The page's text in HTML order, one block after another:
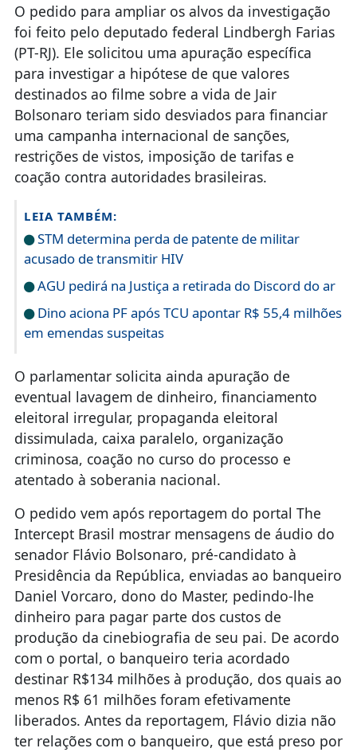
O pedido para ampliar os alvos da investigação
foi feito pelo deputado federal Lindbergh Farias
(PT-RJ). Ele solicitou uma apuração específica
para investigar a hipótese de que valores
destinados ao filme sobre a vida de Jair
Bolsonaro teriam sido desviados para financiar
uma campanha internacional de sanções,
restrições de vistos, imposição de tarifas e
coação contra autoridades brasileiras.
LEIA TAMBÉM:
STM determina perda de patente de militar
acusado de transmitir HIV
AGU pedirá na Justiça a retirada do Discord do ar
Dino aciona PF após TCU apontar R$ 55,4 milhões
em emendas suspeitas
O parlamentar solicita ainda apuração de
eventual lavagem de dinheiro, financiamento
eleitoral irregular, propaganda eleitoral
dissimulada, caixa paralelo, organização
criminosa, coação no curso do processo e
atentado à soberania nacional.
O pedido vem após reportagem do portal The
Intercept Brasil mostrar mensagens de áudio do
senador Flávio Bolsonaro, pré-candidato à
Presidência da República, enviadas ao banqueiro
Daniel Vorcaro, dono do Master, pedindo-lhe
dinheiro para pagar parte dos custos de
produção da cinebiografia de seu pai. De acordo
com o portal, o banqueiro teria acordado
destinar R$134 milhões à produção, dos quais ao
menos R$ 61 milhões foram efetivamente
liberados. Antes da reportagem, Flávio dizia não
ter relações com o banqueiro, que está preso por